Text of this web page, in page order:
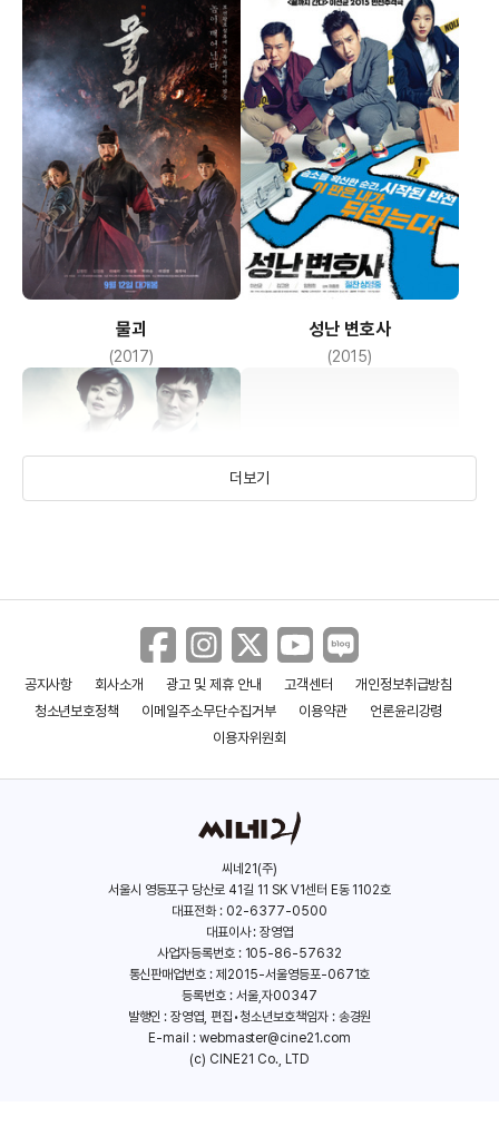
물괴
(2017)
성난 변호사
(2015)
카운트다운 굿나잇
더보기
공지사항 회사소개 광고 및 제휴 안내 고객센터
개인정보취급방침
청소년보호정책
이메일주소무단수집거부 이용약관
언론윤리강령
이용자위원회
씨네21(주)
서울시 영등포구 당산로 41길 11 SK V1센터 E동 1102호
대표전화 : 02-6377-0500
대표이사 : 장영엽
사업자등록번호 : 105-86-57632
통신판매업번호 : 제2015-서울영등포-0671호
등록번호 : 서울,자00347
발행인 : 장영엽, 편집•청소년보호책임자 : 송경원
E-mail : webmaster@cine21.com
(c) CINE21 Co., LTD